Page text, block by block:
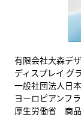
有限会社大森デ
ディスプレイ グ
一般社団法人日
ヨーロピアンフ
厚生労働省 商